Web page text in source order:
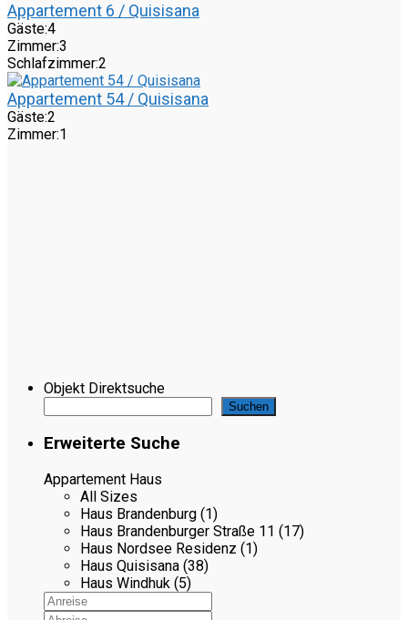
Appartement 6 / Quisisana
Gäste:4
Zimmer:3
Schlafzimmer:2
Appartement 54 / Quisisana
Gäste:2
Zimmer:1
Objekt Direktsuche
Suchen
Erweiterte Suche
Appartement Haus
All Sizes
Haus Brandenburg (1)
Haus Brandenburger Straße 11 (17)
Haus Nordsee Residenz (1)
Haus Quisisana (38)
Haus Windhuk (5)